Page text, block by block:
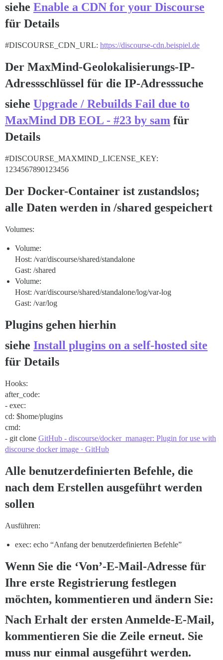
siehe Enable a CDN for your Discourse
für Details
#DISCOURSE_CDN_URL: https://discourse-cdn.beispiel.de
Der MaxMind-Geolokalisierungs-IP-
Adressschlüssel für die IP-Adresssuche
siehe Upgrade / Rebuilds Fail due to
MaxMind DB EOL - #23 by sam für
Details
#DISCOURSE_MAXMIND_LICENSE_KEY:
1234567890123456
Der Docker-Container ist zustandslos;
alle Daten werden in /shared gespeichert
Volumes:
Volume:
Host: /var/discourse/shared/standalone
Gast: /shared
Volume:
Host: /var/discourse/shared/standalone/log/var-log
Gast: /var/log
Plugins gehen hierhin
siehe Install plugins on a self-hosted site
für Details
Hooks:
after_code:
- exec:
cd: $home/plugins
cmd:
- git clone GitHub - discourse/docker_manager: Plugin for use with
discourse docker image · GitHub
Alle benutzerdefinierten Befehle, die
nach dem Erstellen ausgeführt werden
sollen
Ausführen:
exec: echo “Anfang der benutzerdefinierten Befehle”
Wenn Sie die ‘Von’-E-Mail-Adresse für
Ihre erste Registrierung festlegen
möchten, kommentieren und ändern Sie:
Nach Erhalt der ersten Anmelde-E-Mail,
kommentieren Sie die Zeile erneut. Sie
muss nur einmal ausgeführt werden.